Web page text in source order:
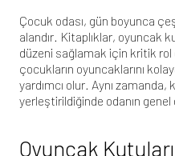
Çocuk odası, gün boyunca
alandır. Kitaplıklar, oyuncak
düzeni sağlamak için kritik rol
çocukların oyuncaklarını
yardımcı olur. Aynı
yerleştirildiğinde odanın
Oyuncak